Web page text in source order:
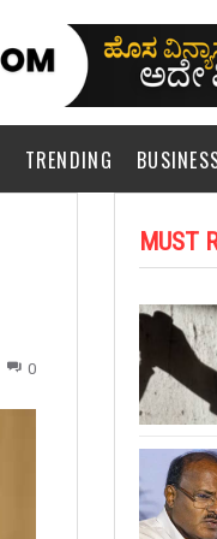
TRENDING
0
MUST